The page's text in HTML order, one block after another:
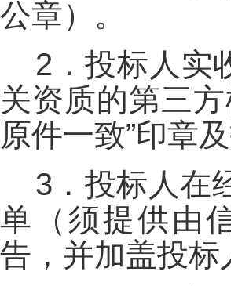
公章）。
2．投标人实
关资质的第三
原件一致”印章
3．投标人在
单（须提供由
告，并加盖投标